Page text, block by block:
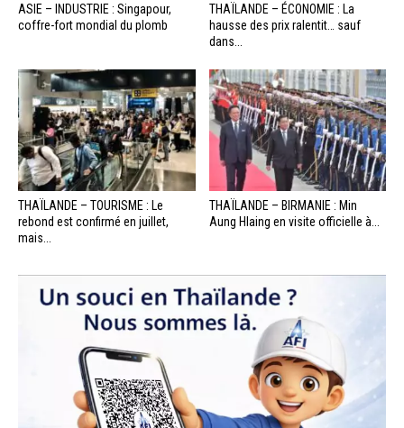
ASIE – INDUSTRIE : Singapour,
coffre-fort mondial du plomb
THAÏLANDE – ÉCONOMIE : La
hausse des prix ralentit… sauf
dans...
THAÏLANDE – TOURISME : Le
rebond est confirmé en juillet,
mais...
THAÏLANDE – BIRMANIE : Min
Aung Hlaing en visite officielle à...